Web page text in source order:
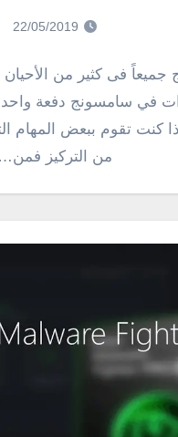
22/05/2019
جميعاً فى كثير من
في سامسونج دفعة
كنت تقوم ببعض المهام
من التركيز فمن…